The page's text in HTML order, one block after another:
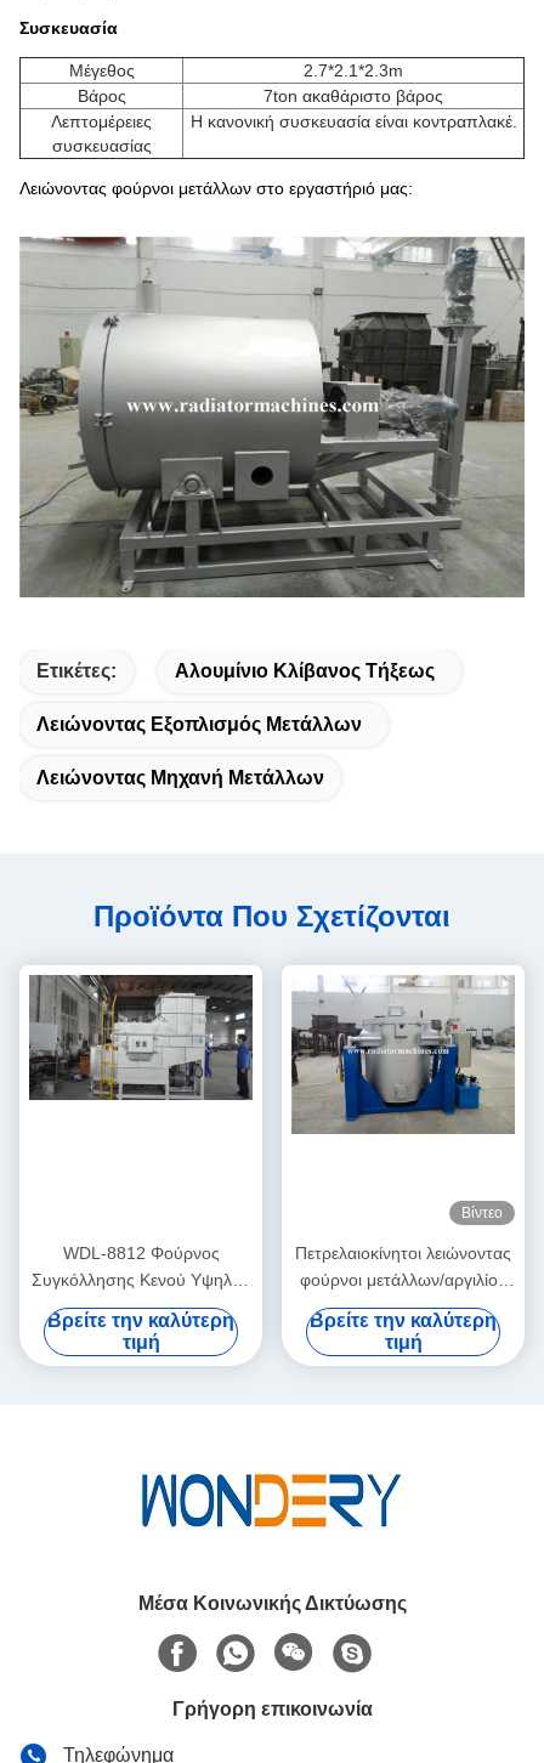
Συσκευασία
Μέγεθος
2.7*2.1*2.3m
Βάρος
7ton ακαθάριστο βάρος
Λεπτομέρειες
συσκευασίας
Η κανονική συσκευασία είναι κοντραπλακέ.
Λειώνοντας φούρνοι μετάλλων στο εργαστήριό μας:
Ετικέτες: Αλουμίνιο Κλίβανος Τήξεως
Λειώνοντας Εξοπλισμός Μετάλλων
Λειώνοντας Μηχανή Μετάλλων
Προϊόντα Που Σχετίζονται
WDL-8812 Φούρνος
Συγκόλλησης Κενού Υψηλής
Θερμοκρασίας με Γραφίτη
Θέρμανσης – WUXI
WONDERY
Βρείτε την καλύτερη
τιμή
Βίντεο
Πετρελαιοκίνητοι λειώνοντας
φούρνοι μετάλλων/αργιλίου
με το καίγοντας σύστημα
350KG σωλήνων
Βρείτε την καλύτερη
τιμή
Μέσα Κοινωνικής Δικτύωσης
Γρήγορη επικοινωνία
Τηλεφώνημα